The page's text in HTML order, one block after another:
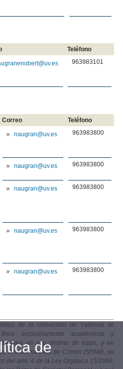
Teléfono
963983101
Correo
Teléfono
naugran@uv.es 963983800
naugran@uv.es 963983800
naugran@uv.es 963983800
naugran@uv.es 963983800
naugran@uv.es 963983800
de la Universitat de València se
exclusivamente académicas y
para un uso distinto de estos, y en
envíos masivos de Correo (SPAM), se
del arte. 4 de la Ley Orgánica 15/1999,
de